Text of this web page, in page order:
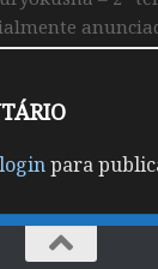
loginpara